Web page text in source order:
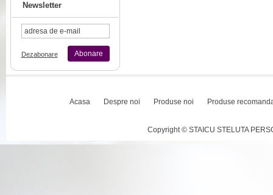
Newsletter
Abonare
Dezabonare
Acasa Despre noi Produse noi Produse
Copyright © STAICU STELUTA